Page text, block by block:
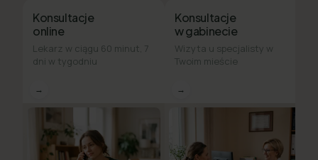
Konsultacje
online
Lekarz w ciągu 60 minut, 7
dni w tygodniu
→
Konsultacje
w gabinecie
Wizyta u specjalisty w
Twoim mieście
→